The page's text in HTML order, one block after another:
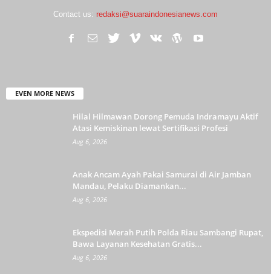
Contact us: redaksi@suaraindonesianews.com
EVEN MORE NEWS
Hilal Hilmawan Dorong Pemuda Indramayu Aktif
Atasi Kemiskinan lewat Sertifikasi Profesi
Aug 6, 2026
Anak Ancam Ayah Pakai Samurai di Air Jamban
Mandau, Pelaku Diamankan...
Aug 6, 2026
Ekspedisi Merah Putih Polda Riau Sambangi Rupat,
Bawa Layanan Kesehatan Gratis...
Aug 6, 2026